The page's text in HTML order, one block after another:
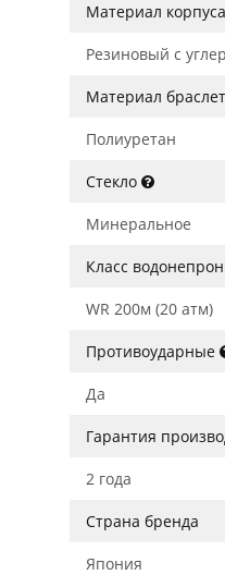
Материал корпуса
Резиновый с
Материал
Полиуретан
Стекло
Минеральное
Класс
WR 200м (20 атм)
Противоударные
Да
Гарантия
2 года
Страна бренда
Япония